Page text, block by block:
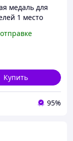
медаль для
1 место
и мероприятий
см berlin
Купить
95%